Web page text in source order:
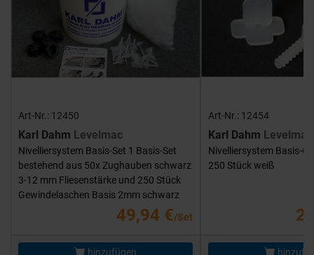
Art-Nr.: 12450
Karl Dahm Levelmac
Nivelliersystem Basis-Set 1 Basis-Set
bestehend aus 50x Zughauben schwarz
3-12 mm Fliesenstärke und 250 Stück
Gewindelaschen Basis 2mm schwarz
49,94 €/Set
hinzufügen
Art-Nr.: 12454
Karl Dahm Levelmac
Nivelliersystem Basis-
250 Stück weiß